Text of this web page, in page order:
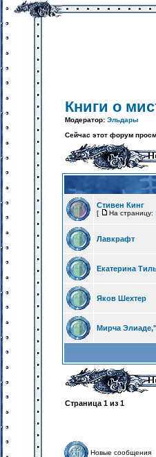
Книги о
Модератор: Эльдары
Сейчас этот форум
Стивен Кинг
[ На страницу:
Лавкрафт
Екатерина
Яков Шехтер
Мирча
Страница 1 из 1
Новые сообщения